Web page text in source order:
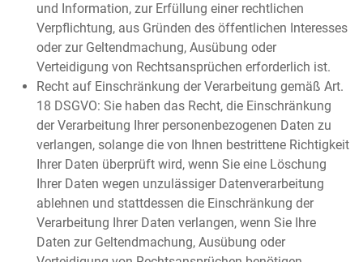
und Information, zur Erfüllung einer rechtlichen
Verpflichtung, aus Gründen des öffentlichen Interesses
oder zur Geltendmachung, Ausübung oder
Verteidigung von Rechtsansprüchen erforderlich ist.
Recht auf Einschränkung der Verarbeitung gemäß Art.
18 DSGVO: Sie haben das Recht, die Einschränkung
der Verarbeitung Ihrer personenbezogenen Daten zu
verlangen, solange die von Ihnen bestrittene Richtigkeit
Ihrer Daten überprüft wird, wenn Sie eine Löschung
Ihrer Daten wegen unzulässiger Datenverarbeitung
ablehnen und stattdessen die Einschränkung der
Verarbeitung Ihrer Daten verlangen, wenn Sie Ihre
Daten zur Geltendmachung, Ausübung oder